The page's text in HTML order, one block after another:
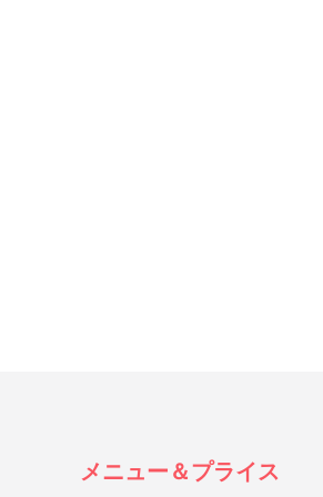
メニュー＆プライス